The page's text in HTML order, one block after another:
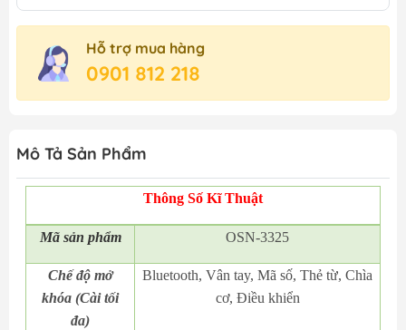
Hỗ trợ mua hàng
0901 812 218
Mô Tả Sản Phẩm
Thông Số Kĩ Thuật
Mã sản phẩm OSN-3325
Chế độ mở
khóa (Cài tối
đa)
Bluetooth, Vân tay, Mã số, Thẻ từ, Chìa
cơ, Điều khiển